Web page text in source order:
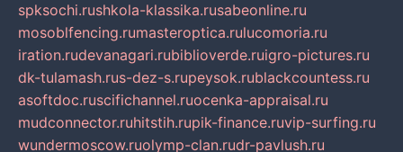
spksochi.rushkola-klassika.rusabeonline.ru
mosoblfencing.rumasteroptica.rulucomoria.ru
iration.rudevanagari.rubiblioverde.ruigro-pictures.ru
dk-tulamash.rus-dez-s.rupeysok.rublackcountess.ru
asoftdoc.ruscifichannel.ruocenka-appraisal.ru
mudconnector.ruhitstih.rupik-finance.ruvip-surfing.ru
wundermoscow.ruolymp-clan.rudr-pavlush.ru